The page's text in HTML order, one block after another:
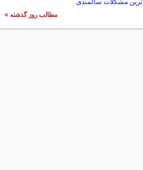
ترین مشکلات سالمندی
مطالب روز گذشته »